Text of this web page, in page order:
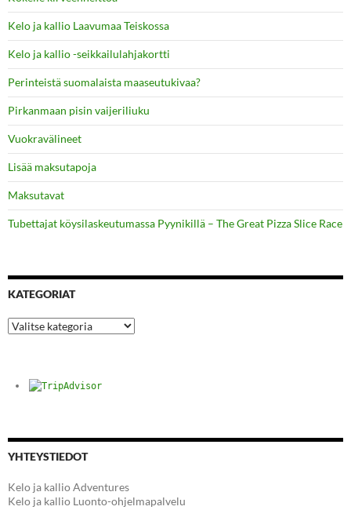
Kelo ja kallio Laavumaa Teiskossa
Kelo ja kallio -seikkailulahjakortti
Perinteistä suomalaista maaseutukivaa?
Pirkanmaan pisin vaijeriliuku
Vuokravälineet
Lisää maksutapoja
Maksutavat
Tubettajat köysilaskeutumassa Pyynikillä – The Great Pizza Slice Race
KATEGORIAT
Kategoriat
YHTEYSTIEDOT
Kelo ja kallio Adventures
Kelo ja kallio Luonto-ohjelmapalvelu